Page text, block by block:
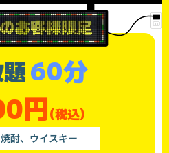
60分
円(税込)
焼酎、ウイスキー